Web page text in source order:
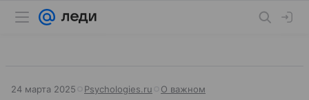
24 марта 2025 Psychologies.ru О важном